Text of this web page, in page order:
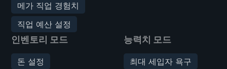
메가 직업 경험치
직업 예산 설정
인벤토리 모드
돈 설정
능력치 모드
최대 세입자 욕구